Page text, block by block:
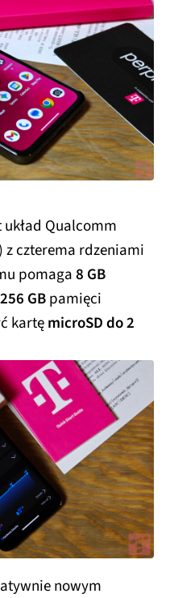
układ Qualcomm
z czterema rdzeniami
pomaga8 GB
256 GBpamięci
kartęmicroSD do 2
nowym